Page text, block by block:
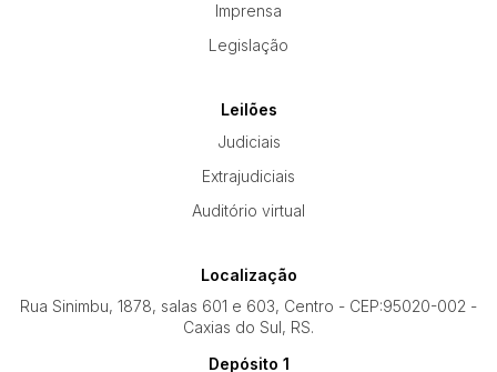
Imprensa
Legislação
Leilões
Judiciais
Extrajudiciais
Auditório virtual
Localização
Rua Sinimbu, 1878, salas 601 e 603, Centro - CEP:95020-002 -
Caxias do Sul, RS.
Depósito 1